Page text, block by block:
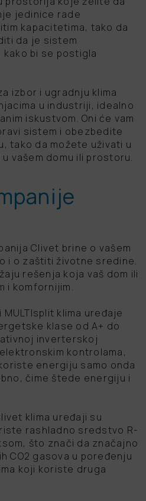
jedinice rade
kapacitetima, tako da
da je sistem
bi se postigla
izbor i ugradnju klima
u industriji, idealno
iskustvom. Oni će vam
sistem i obezbedite
tako da možete uživati u
vašem domu ili prostoru.
Clivet brine o vašem
i o zaštiti životne sredine.
rešenja koja vaš dom ili
i komfornijim.
MULTIsplit klima uređaje
klase od A+ do
inverterskoj
kontrolama,
energiju samo onda
čime štede energiju i
klima uređaji su
rashladno sredstvo R-
što znači da značajno
CO2 gasova u poređenju
koji koriste druga